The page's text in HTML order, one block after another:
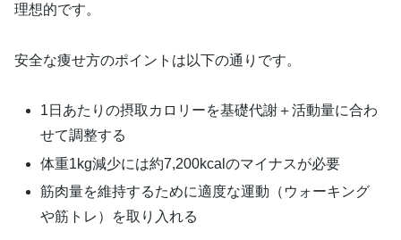
理想的です。
安全な痩せ方のポイントは以下の通りです。
1日あたりの摂取カロリーを基礎代謝＋活動量に合わ
せて調整する
体重1kg減少には約7,200kcalのマイナスが必要
筋肉量を維持するために適度な運動（ウォーキング
や筋トレ）を取り入れる